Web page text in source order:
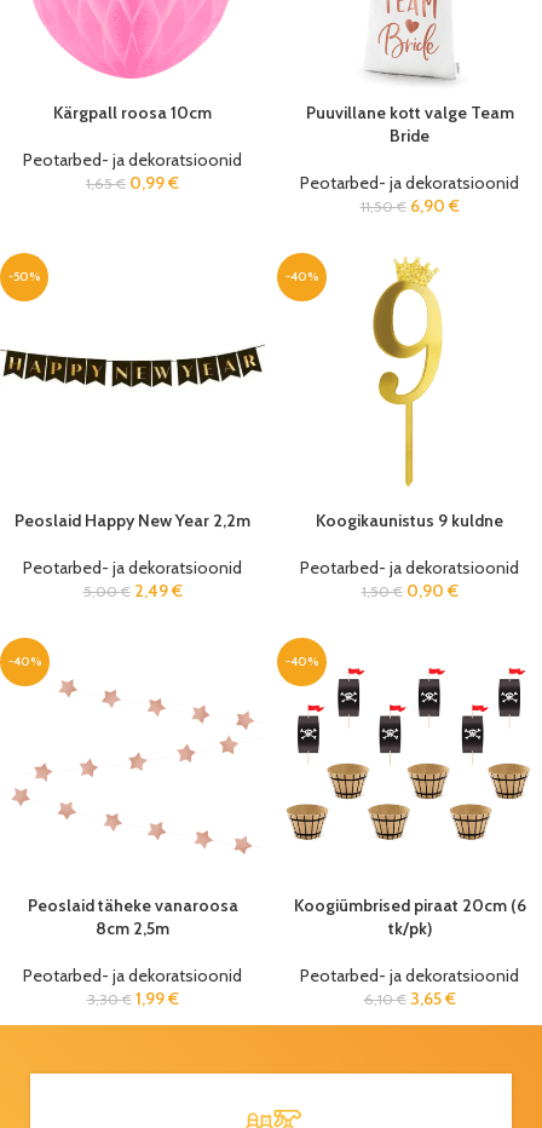
Kärgpall roosa 10cm
Peotarbed- ja dekoratsioonid
1,65€ 0,99€
Puuvillane kott valge Team
Bride
Peotarbed- ja dekoratsioonid
11,50€ 6,90 €
-50%
Peoslaid Happy New Year 2,2m
Peotarbed- ja dekoratsioonid
5,00€ 2,49€
-40%
Koogikaunistus 9 kuldne
Peotarbed- ja dekoratsioonid
1,50€ 0,90 €
-40%
Peoslaid täheke vanaroosa
8cm 2,5m
Peotarbed- ja dekoratsioonid
3,30€ 1,99€
-40%
Koogiümbrised piraat 20cm (6
tk/pk)
Peotarbed- ja dekoratsioonid
6,10€ 3,65€